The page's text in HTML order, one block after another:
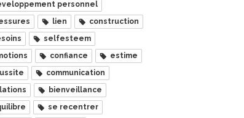
personnel
lien
construction
selfesteem
confiance
estime
communication
bienveillance
se recentrer